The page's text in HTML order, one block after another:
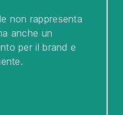
non rappresenta
anche un
per il brand e